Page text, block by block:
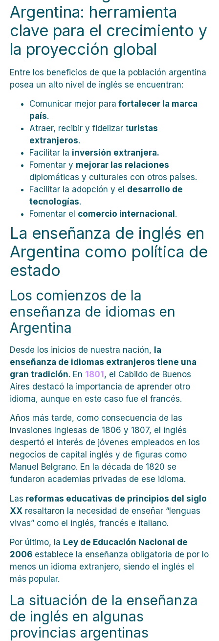
Argentina: herramienta
clave para el crecimiento y
la proyección global
Entre los beneficios de que la población argentina
posea un alto nivel de inglés se encuentran:
Comunicar mejor para fortalecer la marca
país.
Atraer, recibir y fidelizar turistas
extranjeros.
Facilitar la inversión extranjera.
Fomentar y mejorar las relaciones
diplomáticas y culturales con otros países.
Facilitar la adopción y el desarrollo de
tecnologías.
Fomentar el comercio internacional.
La enseñanza de inglés en
Argentina como política de
estado
Los comienzos de la
enseñanza de idiomas en
Argentina
Desde los inicios de nuestra nación, la
enseñanza de idiomas extranjeros tiene una
gran tradición. En 1801, el Cabildo de Buenos
Aires destacó la importancia de aprender otro
idioma, aunque en este caso fue el francés.
Años más tarde, como consecuencia de las
Invasiones Inglesas de 1806 y 1807, el inglés
despertó el interés de jóvenes empleados en los
negocios de capital inglés y de figuras como
Manuel Belgrano. En la década de 1820 se
fundaron academias privadas de ese idioma.
Las reformas educativas de principios del siglo
XX resaltaron la necesidad de enseñar “lenguas
vivas” como el inglés, francés e italiano.
Por último, la Ley de Educación Nacional de
2006 establece la enseñanza obligatoria de por lo
menos un idioma extranjero, siendo el inglés el
más popular.
La situación de la enseñanza
de inglés en algunas
provincias argentinas